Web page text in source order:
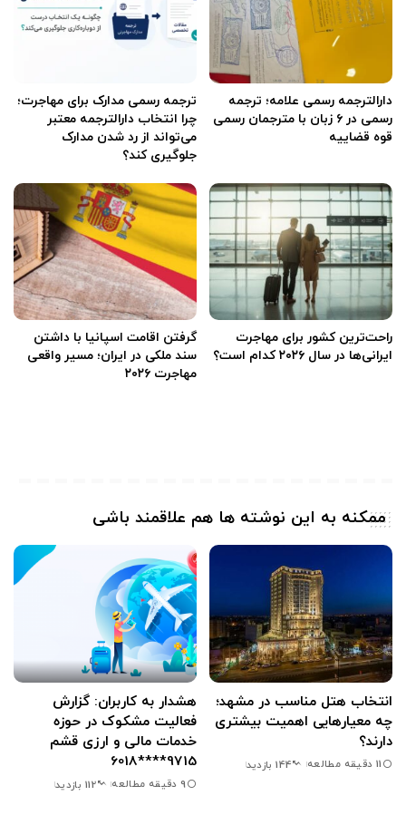
دارالترجمه رسمی علامه؛ ترجمه
رسمی در ۶ زبان با مترجمان رسمی
قوه قضاییه
ترجمه رسمی مدارک برای مهاجرت؛
چرا انتخاب دارالترجمه معتبر
می‌تواند از رد شدن مدارک
جلوگیری کند؟
راحت‌ترین کشور برای مهاجرت
ایرانی‌ها در سال ۲۰۲۶ کدام است؟
گرفتن اقامت اسپانیا با داشتن
سند ملکی در ایران؛ مسیر واقعی
مهاجرت ۲۰۲۶
ممکنه به این نوشته ها هم علاقمند باشی
انتخاب هتل مناسب در مشهد؛
چه معیارهایی اهمیت بیشتری
دارند؟
11 دقیقه مطالعه 144 بازدید
هشدار به کاربران: گزارش
فعالیت مشکوک در حوزه
خدمات مالی و ارزی قشم
9715****6018
9 دقیقه مطالعه 112 بازدید